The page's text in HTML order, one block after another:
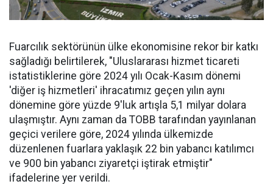
Fuarcılık sektörünün ülke ekonomisine rekor bir katkı
sağladığı belirtilerek, "Uluslararası hizmet ticareti
istatistiklerine göre 2024 yılı Ocak-Kasım dönemi
'diğer iş hizmetleri' ihracatımız geçen yılın aynı
dönemine göre yüzde 9'luk artışla 5,1 milyar dolara
ulaşmıştır. Aynı zaman da TOBB tarafından yayınlanan
geçici verilere göre, 2024 yılında ülkemizde
düzenlenen fuarlara yaklaşık 22 bin yabancı katılımcı
ve 900 bin yabancı ziyaretçi iştirak etmiştir"
ifadelerine yer verildi.